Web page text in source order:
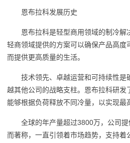
恩布拉科发展历史
恩布拉科是轻型商用领域的制冷
轻商领域提供的方案可以确保产品高度
而提供更高质量的生活。
技术领先、卓越运营和可持续性是
越其他公司的战略支柱。恩布拉科研发
能够根据负荷释放不同冷量，以实现最
全球的年产量超过3800万，公司
而著称，一直引领着市场趋势，支持着